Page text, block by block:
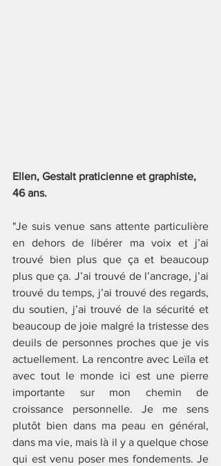
Ellen, Gestalt praticienne et graphiste,
46 ans.
"Je suis venue sans attente particulière
en dehors de libérer ma voix et j’ai
trouvé bien plus que ça et beaucoup
plus que ça. J’ai trouvé de l’ancrage, j’ai
trouvé du temps, j’ai trouvé des regards,
du soutien, j’ai trouvé de la sécurité et
beaucoup de joie malgré la tristesse des
deuils de personnes proches que je vis
actuellement. La rencontre avec Leïla et
avec tout le monde ici est une pierre
importante sur mon chemin de
croissance personnelle. Je me sens
plutôt bien dans ma peau en général,
dans ma vie, mais là il y a quelque chose
qui est venu poser mes fondements. Je